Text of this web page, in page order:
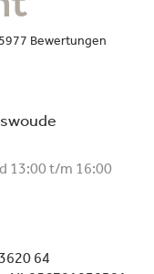
Bewertungen
13:00 t/m 16:00
64